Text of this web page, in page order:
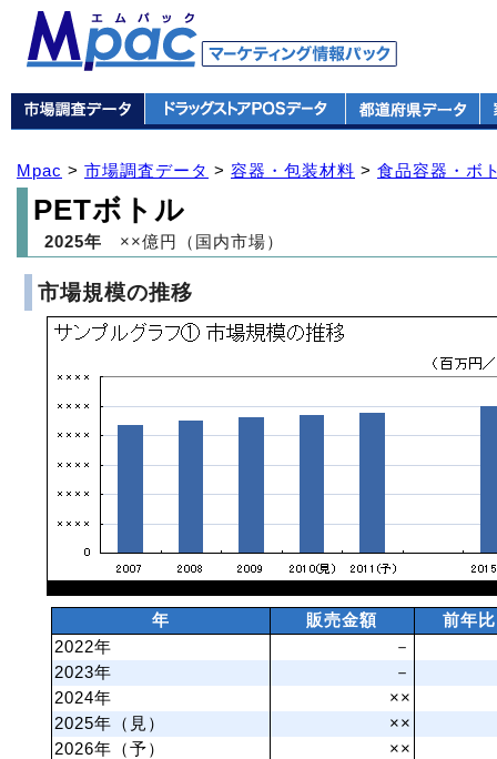
Mpac > 市場調査データ > 容器・包装材料 > 食品容器・ボ
PETボトル
2025年 ××億円（国内市場）
市場規模の推移
年 販売金額
前年比
2022年
－
2023年
－
2024年
××
2025年（見）
××
2026年（予）
××